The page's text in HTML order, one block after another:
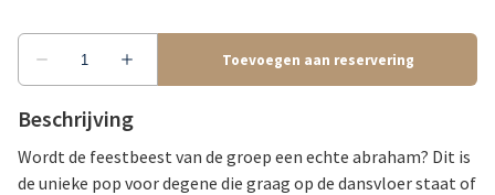
Beschrijving
Wordt de feestbeest van de groep een echte abraham? Dit is
de unieke pop voor degene die graag op de dansvloer staat of